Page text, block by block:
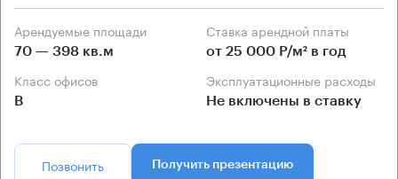
Арендуемые площади
70 — 398 кв.м
Ставка арендной платы
от 25 000 Р/м² в год
Класс офисов
B
Эксплуатационные расходы
Не включены в ставку
Позвонить Получить презентацию